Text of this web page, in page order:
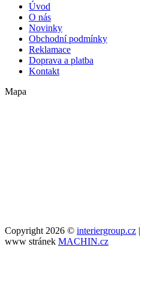
Úvod
O nás
Novinky
Obchodní podmínky
Reklamace
Doprava a platba
Kontakt
Mapa
Copyright 2026 © interiergroup.cz |
www stránek MACHIN.cz